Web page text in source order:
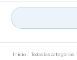
Inicio Todas las categorías